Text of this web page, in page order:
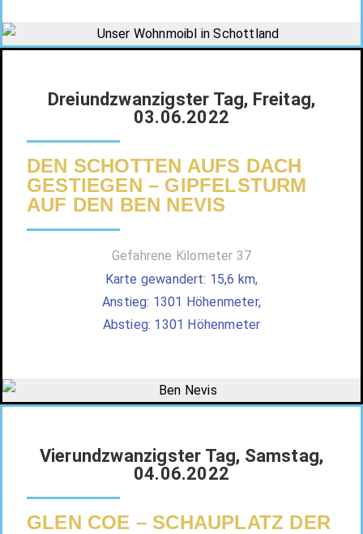
Dreiundzwanzigster Tag, Freitag,
03.06.2022
DEN SCHOTTEN AUFS DACH
GESTIEGEN – GIPFELSTURM
AUF DEN BEN NEVIS
Gefahrene Kilometer 37
Karte gewandert: 15,6 km,
Anstieg: 1301 Höhenmeter,
Abstieg: 1301 Höhenmeter
Vierundzwanzigster Tag, Samstag,
04.06.2022
GLEN COE – SCHAUPLATZ DER